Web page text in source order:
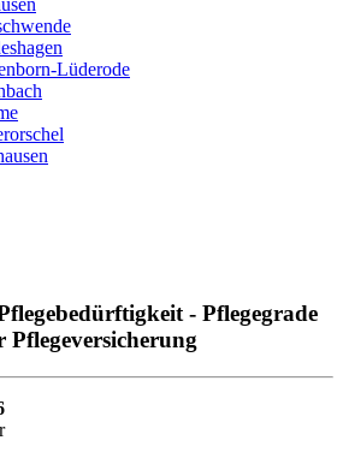
Lüderode
- Pflegegrade